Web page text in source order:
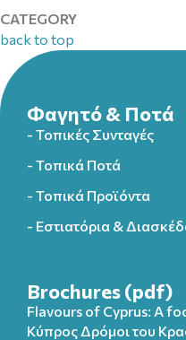
CATEGORY
back to top
Φαγητό & Ποτά
- Τοπικές Συνταγές
- Τοπικά Ποτά
- Τοπικά Προϊόντα
- Εστιατόρια &
Brochures (pdf)
Flavours of Cyprus: A
Κύπρος Δρόμοι του